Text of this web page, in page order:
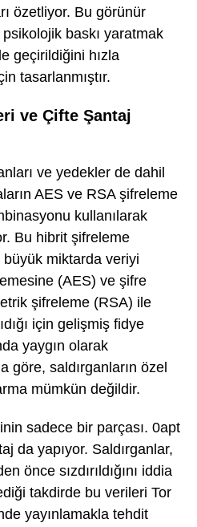
özetliyor. Bu görünür
baskı yaratmak
geçirildiğini hızla
tasarlanmıştır.
ve Çifte Şantaj
ve yedekler de dahil
AES ve RSA şifreleme
kullanılarak
Bu hibrit şifreleme
büyük miktarda veriyi
(AES) ve şifre
şifreleme (RSA) ile
için gelişmiş fidye
yaygın olarak
göre, saldırganların özel
mümkün değildir.
sadece bir parçası. 0apt
da yapıyor. Saldırganlar,
önce sızdırıldığını iddia
takdirde bu verileri Tor
yayınlamakla tehdit